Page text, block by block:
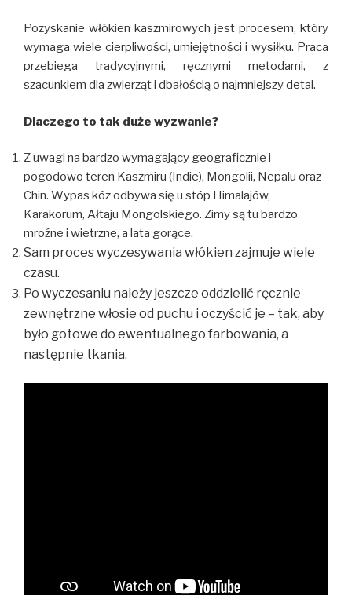
Pozyskanie włókien kaszmirowych jest procesem, który
wymaga wiele cierpliwości, umiejętności i wysiłku. Praca
przebiega tradycyjnymi, ręcznymi metodami, z
szacunkiem dla zwierząt i dbałością o najmniejszy detal.
Dlaczego to tak duże wyzwanie?
Z uwagi na bardzo wymagający geograficznie i
pogodowo teren Kaszmiru (Indie), Mongolii, Nepalu oraz
Chin. Wypas kóz odbywa się u stóp Himalajów,
Karakorum, Ałtaju Mongolskiego. Zimy są tu bardzo
mroźne i wietrzne, a lata gorące.
Sam proces wyczesywania włókien zajmuje wiele
czasu.
Po wyczesaniu należy jeszcze oddzielić ręcznie
zewnętrzne włosie od puchu i oczyścić je – tak, aby
było gotowe do ewentualnego farbowania, a
następnie tkania.